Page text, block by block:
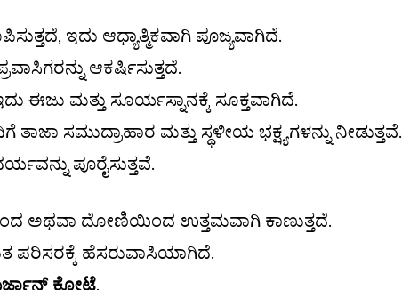
ಇದು ಆಧ್ಯಾತ್ಮಿಕವಾಗಿ ಪೂಜ್ಯವಾಗಿದೆ.
ಆಕರ್ಷಿಸುತ್ತದೆ.
ಈಜು ಮತ್ತು ಸೂರ್ಯಸ್ನಾನಕ್ಕೆ ಸೂಕ್ತವಾಗಿದೆ.
ಸಮುದ್ರಾಹಾರ ಮತ್ತು ಸ್ಥಳೀಯ ಭಕ್ಷ್ಯಗಳನ್ನು ನೀಡುತ್ತವೆ.
ಪೂರೈಸುತ್ತವೆ.
ಅಥವಾ ದೋಣಿಯಿಂದ ಉತ್ತಮವಾಗಿ ಕಾಣುತ್ತದೆ.
ಪರಿಸರಕ್ಕೆ ಹೆಸರುವಾಸಿಯಾಗಿದೆ.
ಕೋಟೆ.